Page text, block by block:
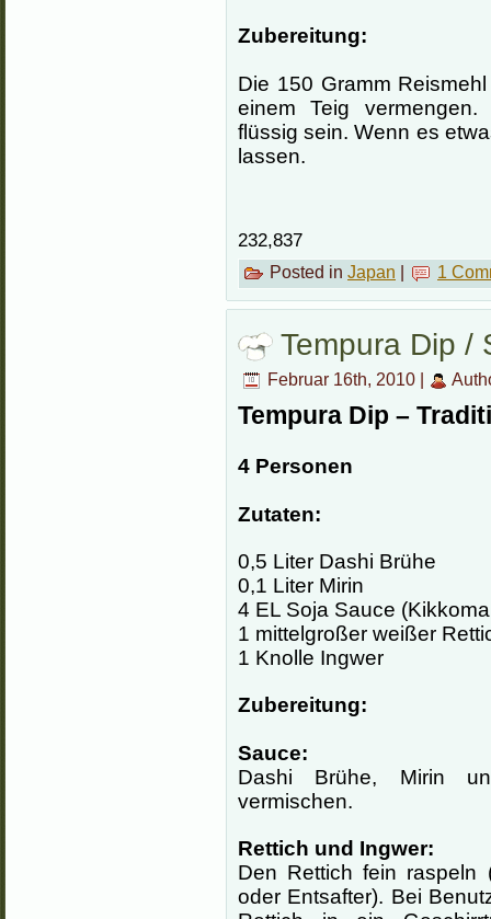
Zubereitung:
Die 150 Gramm
einem Teig
flüssig sein. Wenn es
lassen.
232,837
Posted in Japan 1
Tempura Dip /
Februar 16th, 2010 |
Tempura Dip –
4 Personen
Zutaten:
0,5 Liter Dashi Brühe
0,1 Liter Mirin
4 EL Soja Sauce
1 mittelgroßer weißer
1 Knolle Ingwer
Zubereitung:
Sauce:
Dashi Brühe, Mirin
vermischen.
Rettich und Ingwer:
Den Rettich fein raspeln
oder Entsafter). Bei